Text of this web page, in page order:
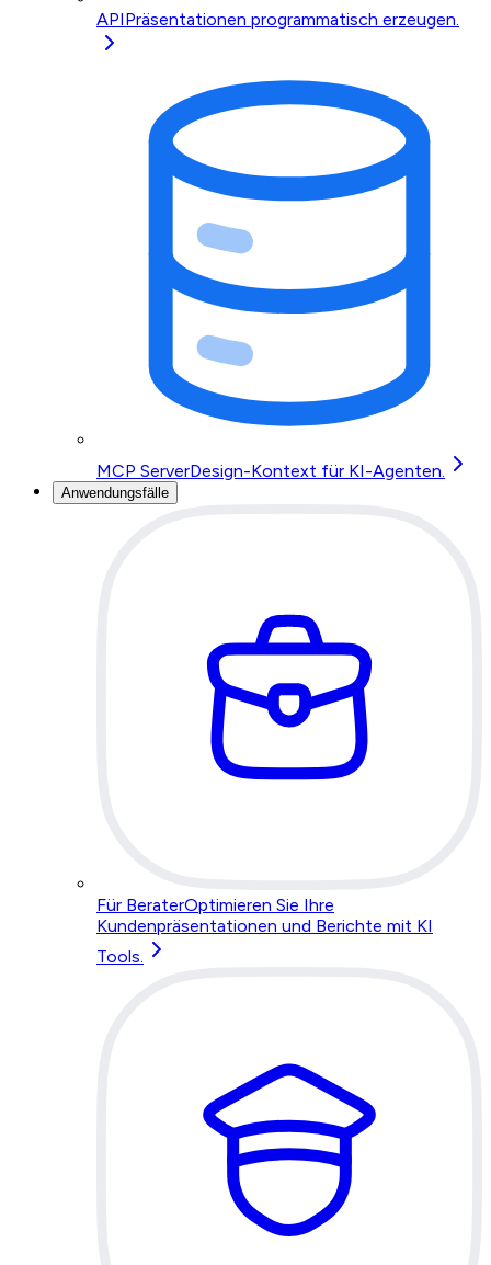
APIPräsentationen programmatisch erzeugen.
MCP ServerDesign-Kontext für KI-Agenten.
Anwendungsfälle
Für BeraterOptimieren Sie Ihre
Kundenpräsentationen und Berichte mit KI
Tools.